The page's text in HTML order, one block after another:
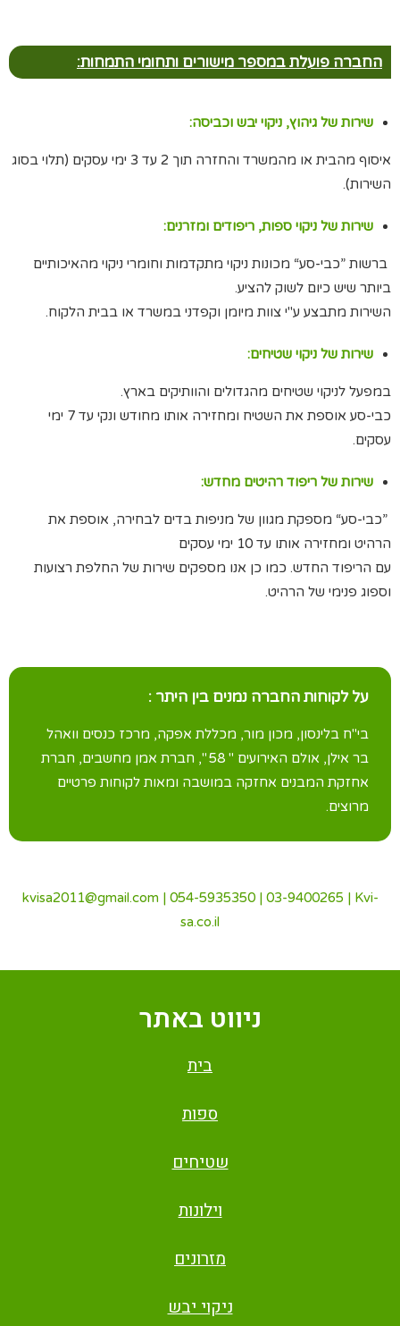
החברה פועלת במספר מישורים ותחומי התמחות:
שירות של גיהוץ, ניקוי יבש וכביסה:
איסוף מהבית או מהמשרד והחזרה תוך 2 עד 3 ימי עסקים (תלוי בסוג
השירות).
שירות של ניקוי ספות, ריפודים ומזרנים:
ברשות ”כבי-סע“ מכונות ניקוי מתקדמות וחומרי ניקוי מהאיכותיים
ביותר שיש כיום לשוק להציע.
השירות מתבצע ע"י צוות מיומן וקפדני במשרד או בבית הלקוח.
שירות של ניקוי שטיחים:
במפעל לניקוי שטיחים מהגדולים והוותיקים בארץ.
כבי-סע אוספת את השטיח ומחזירה אותו מחודש ונקי עד 7 ימי
עסקים.
שירות של ריפוד רהיטים מחדש:
”כבי-סע“ מספקת מגוון של מניפות בדים לבחירה, אוספת את
הרהיט ומחזירה אותו עד 10 ימי עסקים
עם הריפוד החדש. כמו כן אנו מספקים שירות של החלפת רצועות
וספוג פנימי של הרהיט.
על לקוחות החברה נמנים בין היתר :
בי"ח בלינסון, מכון מור, מכללת אפקה, מרכז כנסים וואהל
בר אילן, אולם האירועים " 58 ", חברת אמן מחשבים, חברת
אחזקת המבנים אחזקה במושבה ומאות לקוחות פרטיים
מרוצים.
kvisa2011@gmail.com | 054-5935350| 03-9400265 | Kvi-
sa.co.il
ניווט באתר
בית
ספות
שטיחים
וילונות
מזרונים
ניקוי יבש